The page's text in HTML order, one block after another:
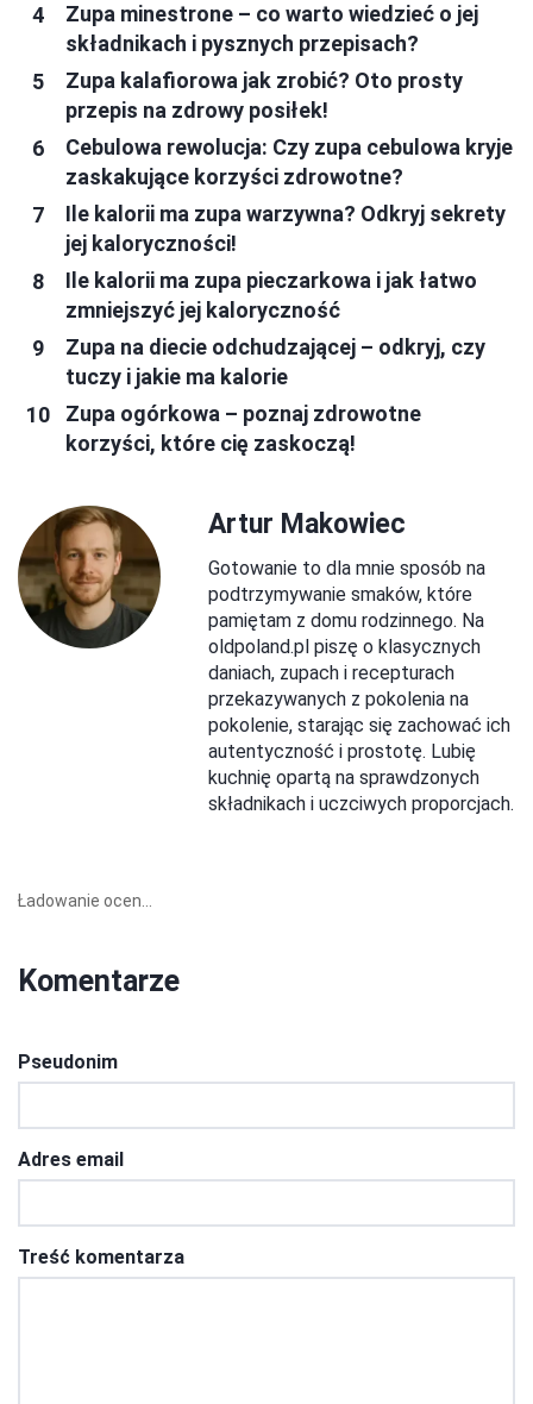
Zupa minestrone – co warto wiedzieć o jej
składnikach i pysznych przepisach?
Zupa kalafiorowa jak zrobić? Oto prosty
przepis na zdrowy posiłek!
Cebulowa rewolucja: Czy zupa cebulowa kryje
zaskakujące korzyści zdrowotne?
Ile kalorii ma zupa warzywna? Odkryj sekrety
jej kaloryczności!
Ile kalorii ma zupa pieczarkowa i jak łatwo
zmniejszyć jej kaloryczność
Zupa na diecie odchudzającej – odkryj, czy
tuczy i jakie ma kalorie
Zupa ogórkowa – poznaj zdrowotne
korzyści, które cię zaskoczą!
Artur Makowiec
Gotowanie to dla mnie sposób na
podtrzymywanie smaków, które
pamiętam z domu rodzinnego. Na
oldpoland.pl piszę o klasycznych
daniach, zupach i recepturach
przekazywanych z pokolenia na
pokolenie, starając się zachować ich
autentyczność i prostotę. Lubię
kuchnię opartą na sprawdzonych
składnikach i uczciwych proporcjach.
Ładowanie ocen...
Komentarze
Pseudonim
Adres email
Treść komentarza